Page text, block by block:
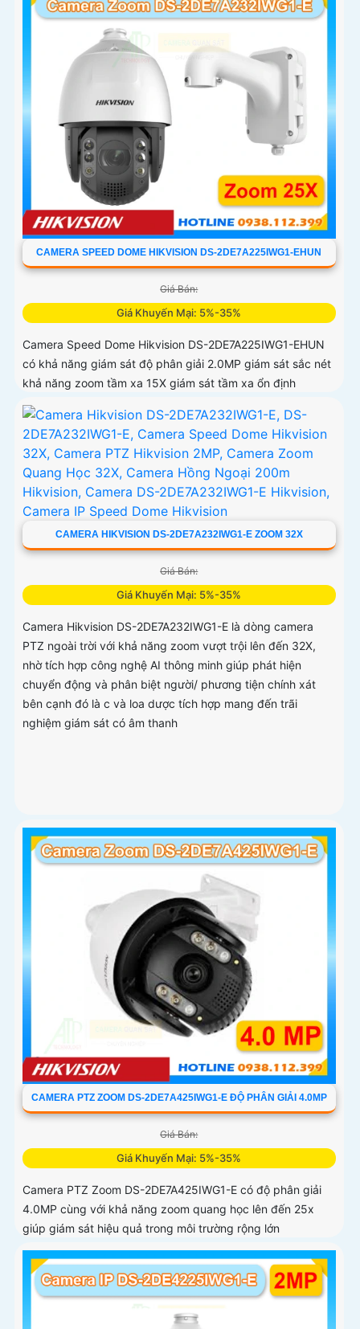
CAMERA SPEED DOME HIKVISION DS-2DE7A225IWG1-EHUN
Giá Bán:
Giá Khuyến Mại: 5%-35%
Camera Speed Dome Hikvision DS-2DE7A225IWG1-EHUN
có khả năng giám sát độ phân giải 2.0MP giám sát sắc nét
khả năng zoom tầm xa 15X giám sát tầm xa ổn định
CAMERA HIKVISION DS-2DE7A232IWG1-E ZOOM 32X
Giá Bán:
Giá Khuyến Mại: 5%-35%
Camera Hikvision DS-2DE7A232IWG1-E là dòng camera
PTZ ngoài trời với khả năng zoom vượt trội lên đến 32X,
nhờ tích hợp công nghệ AI thông minh giúp phát hiện
chuyển động và phân biệt người/ phương tiện chính xát
bên cạnh đó là c và loa dược tích hợp mang đến trãi
nghiệm giám sát có âm thanh
CAMERA PTZ ZOOM DS-2DE7A425IWG1-E ĐỘ PHÂN GIẢI 4.0MP
Giá Bán:
Giá Khuyến Mại: 5%-35%
Camera PTZ Zoom DS-2DE7A425IWG1-E có độ phân giải
4.0MP cùng với khả năng zoom quang học lên đến 25x
giúp giám sát hiệu quả trong môi trường rộng lớn